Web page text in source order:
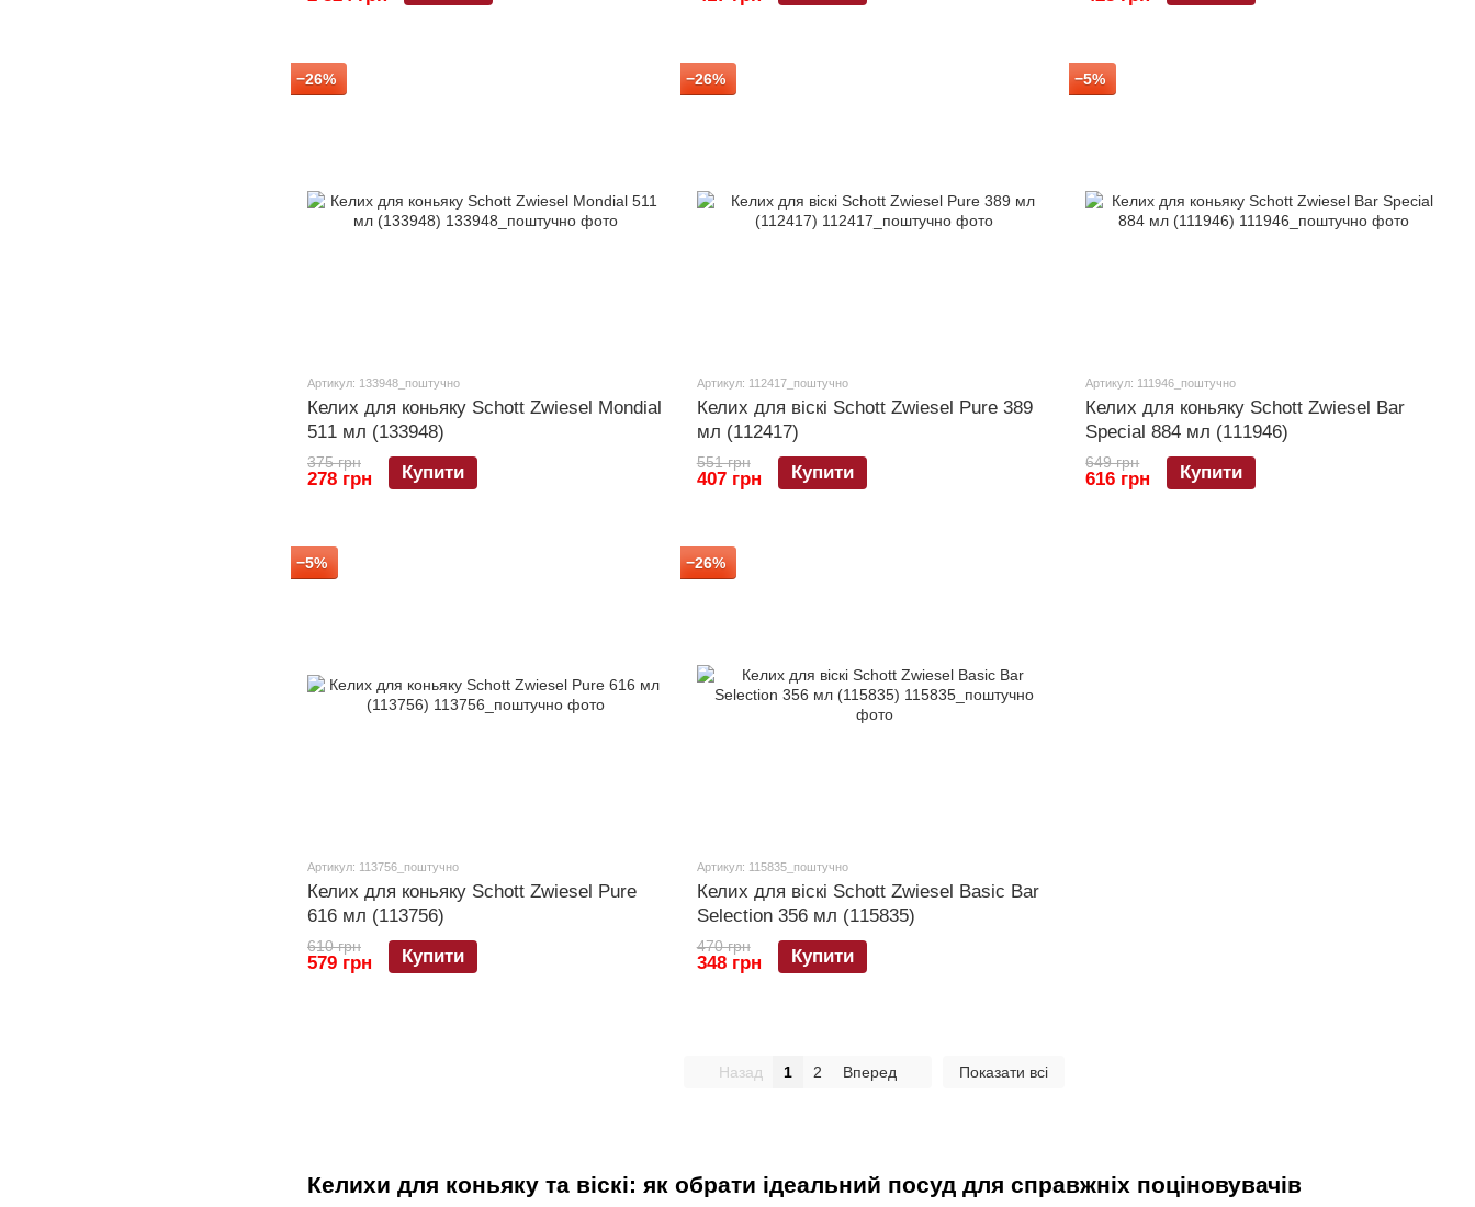
Келихи для коньяку та віскі: як обрати ідеальний посуд для справжніх поціновувачів
−26%
Артикул: 133948_поштучно
Келих для коньяку Schott Zwiesel Mondial
511 мл (133948)
375 грн
278 грн Купити
−26%
Артикул: 112417_поштучно
Келих для віскі Schott Zwiesel Pure 389
мл (112417)
551 грн
407 грн Купити
−5%
Артикул: 111946_поштучно
Келих для коньяку Schott Zwiesel Bar
Special 884 мл (111946)
649 грн
616 грн Купити
−5%
Артикул: 113756_поштучно
Келих для коньяку Schott Zwiesel Pure
616 мл (113756)
610 грн
579 грн Купити
−26%
Артикул: 115835_поштучно
Келих для віскі Schott Zwiesel Basic Bar
Selection 356 мл (115835)
470 грн
348 грн Купити
Назад 1 2 Вперед Показати всі